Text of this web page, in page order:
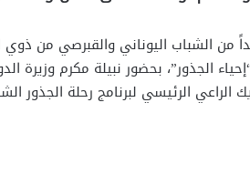
من الشباب اليوناني والقبرصي من ذوي
الجذور”، بحضور نبيلة مكرم وزيرة
الرئيسي لبرنامج رحلة الجذور